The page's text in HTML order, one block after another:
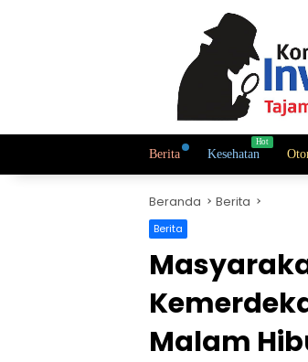
Berita Kesehatan
Beranda Berita
Berita
Malam